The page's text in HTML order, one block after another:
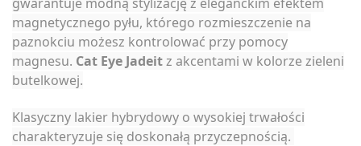
magnetycznego pyłu, którego rozmieszczenie na
paznokciu możesz kontrolować przy pomocy
magnesu. Cat Eye Jadeitz akcentami w kolorze zieleni
butelkowej.
Klasyczny lakier hybrydowy o wysokiej trwałości
charakteryzuje się doskonałą przyczepnością.